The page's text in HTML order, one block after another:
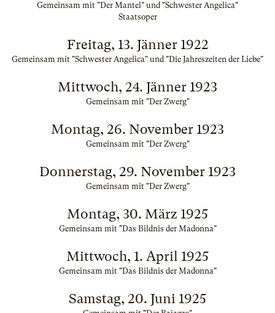
Gemeinsam mit "Der Mantel" und "Schwester Angelica"
Staatsoper
Freitag, 13. Jänner 1922
Gemeinsam mit "Schwester Angelica" und "Die Jahreszeiten der Liebe"
Mittwoch, 24. Jänner 1923
Gemeinsam mit "Der Zwerg"
Montag, 26. November 1923
Gemeinsam mit "Der Zwerg"
Donnerstag, 29. November 1923
Gemeinsam mit "Der Zwerg"
Montag, 30. März 1925
Gemeinsam mit "Das Bildnis der Madonna"
Mittwoch, 1. April 1925
Gemeinsam mit "Das Bildnis der Madonna"
Samstag, 20. Juni 1925